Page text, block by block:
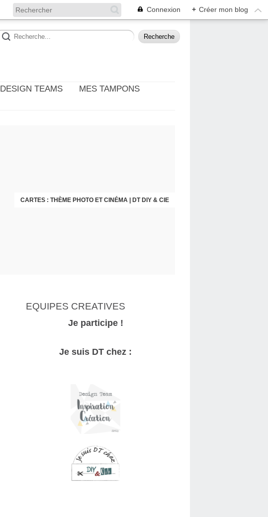
Connexion + Créer mon blog
DESIGN TEAMS
MES TAMPONS
CARTES : THÈME PHOTO ET CINÉMA | DT DIY & CIE
EQUIPES CREATIVES
Je participe !
Je suis DT chez :